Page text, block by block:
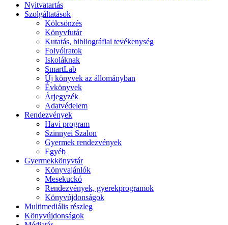
Nyitvatartás
Szolgáltatások
Kölcsönzés
Könyvfutár
Kutatás, bibliográfiai tevékenység
Folyóiratok
Iskoláknak
SmartLab
Új könyvek az állományban
Évkönyvek
Árjegyzék
Adatvédelem
Rendezvények
Havi program
Szinnyei Szalon
Gyermek rendezvények
Egyéb
Gyermekkönyvtár
Könyvajánlók
Mesekuckó
Rendezvények, gyerekprogramok
Könyvújdonságok
Multimediális részleg
Könyvújdonságok